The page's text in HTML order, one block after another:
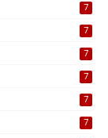
7
7
7
7
7
7